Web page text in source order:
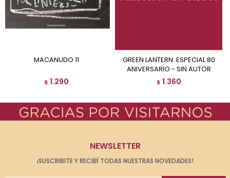
MACANUDO 11
$ 1.290
GREEN LANTERN. ESPECIAL 80
ANIVERSARIO - SIN AUTOR
$ 1.360
NEWSLETTER
¡SUSCRIBITE Y RECIBÍ TODAS NUESTRAS NOVEDADES!